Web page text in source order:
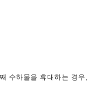
수하물을 휴대하는 경우,